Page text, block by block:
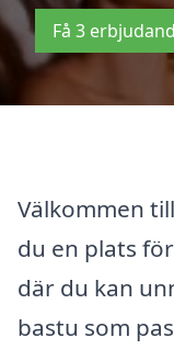
Få 3
Välkommen
du en plats
där du kan
bastu som